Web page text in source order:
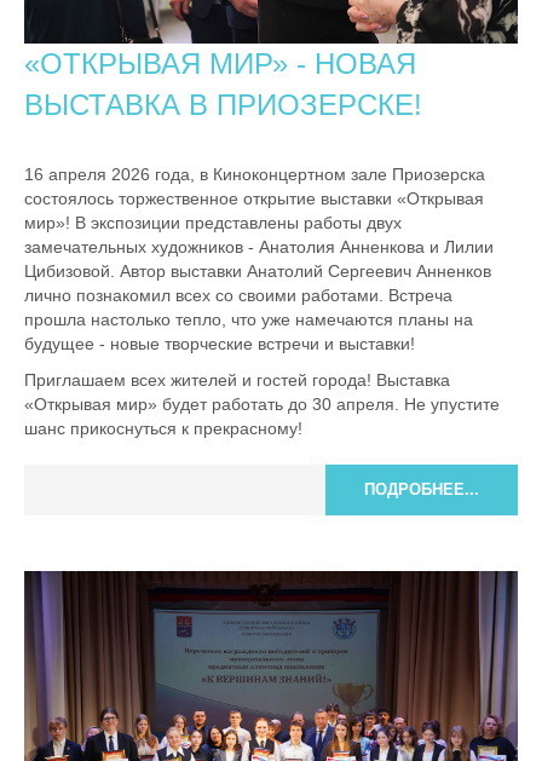
«ОТКРЫВАЯ МИР» - НОВАЯ
ВЫСТАВКА В ПРИОЗЕРСКЕ!
16 апреля 2026 года, в Киноконцертном зале Приозерска
состоялось торжественное открытие выставки «Открывая
мир»! В экспозиции представлены работы двух
замечательных художников - Анатолия Анненкова и Лилии
Цибизовой. Автор выставки Анатолий Сергеевич Анненков
лично познакомил всех со своими работами. Встреча
прошла настолько тепло, что уже намечаются планы на
будущее - новые творческие встречи и выставки!
Приглашаем всех жителей и гостей города! Выставка
«Открывая мир» будет работать до 30 апреля. Не упустите
шанс прикоснуться к прекрасному!
ПОДРОБНЕЕ...